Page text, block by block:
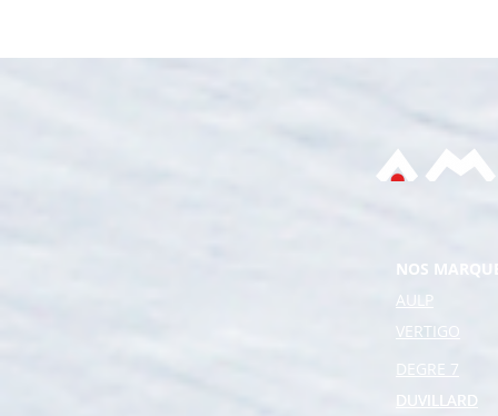
NOS
AULP
VERTIGO
DEGRE 7
DUVILLARD
DUVILLARD